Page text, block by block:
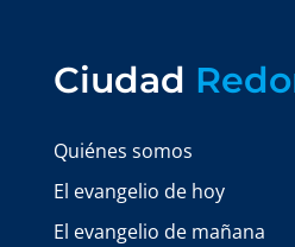
Ciudad
Quiénes somos
El evangelio de hoy
El evangelio de mañana